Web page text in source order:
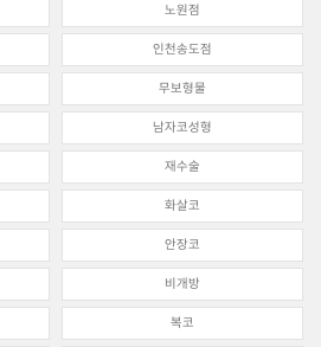
노원점
인천송도점
무보형물
남자코성형
재수술
화살코
안장코
비개방
복코